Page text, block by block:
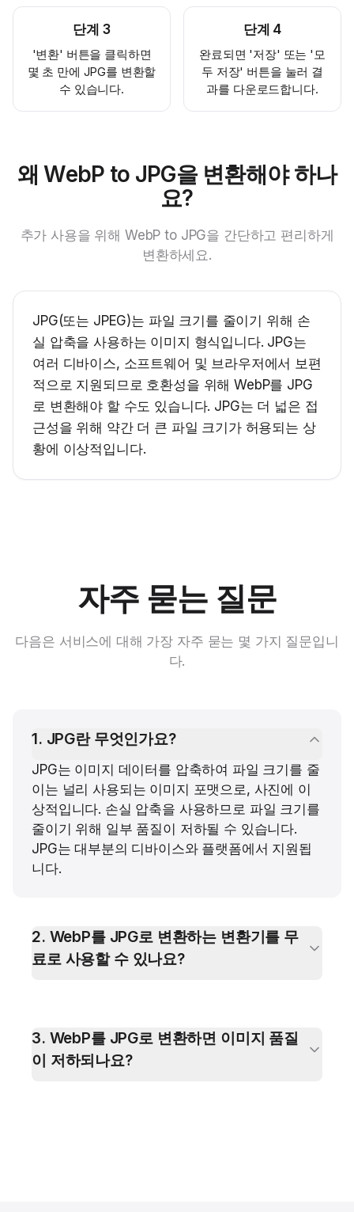
단계 3
'변환' 버튼을 클릭하면
몇 초 만에 JPG를 변환할
수 있습니다.
단계 4
완료되면 '저장' 또는 '모
두 저장' 버튼을 눌러 결
과를 다운로드합니다.
왜 WebP to JPG을 변환해야 하나
요?
추가 사용을 위해 WebP to JPG을 간단하고 편리하게
변환하세요.
JPG(또는 JPEG)는 파일 크기를 줄이기 위해 손
실 압축을 사용하는 이미지 형식입니다. JPG는
여러 디바이스, 소프트웨어 및 브라우저에서 보편
적으로 지원되므로 호환성을 위해 WebP를 JPG
로 변환해야 할 수도 있습니다. JPG는 더 넓은 접
근성을 위해 약간 더 큰 파일 크기가 허용되는 상
황에 이상적입니다.
자주 묻는 질문
다음은 서비스에 대해 가장 자주 묻는 몇 가지 질문입니
다.
1. JPG란 무엇인가요?
JPG는 이미지 데이터를 압축하여 파일 크기를 줄
이는 널리 사용되는 이미지 포맷으로, 사진에 이
상적입니다. 손실 압축을 사용하므로 파일 크기를
줄이기 위해 일부 품질이 저하될 수 있습니다.
JPG는 대부분의 디바이스와 플랫폼에서 지원됩
니다.
2. WebP를 JPG로 변환하는 변환기를 무
료로 사용할 수 있나요?
3. WebP를 JPG로 변환하면 이미지 품질
이 저하되나요?